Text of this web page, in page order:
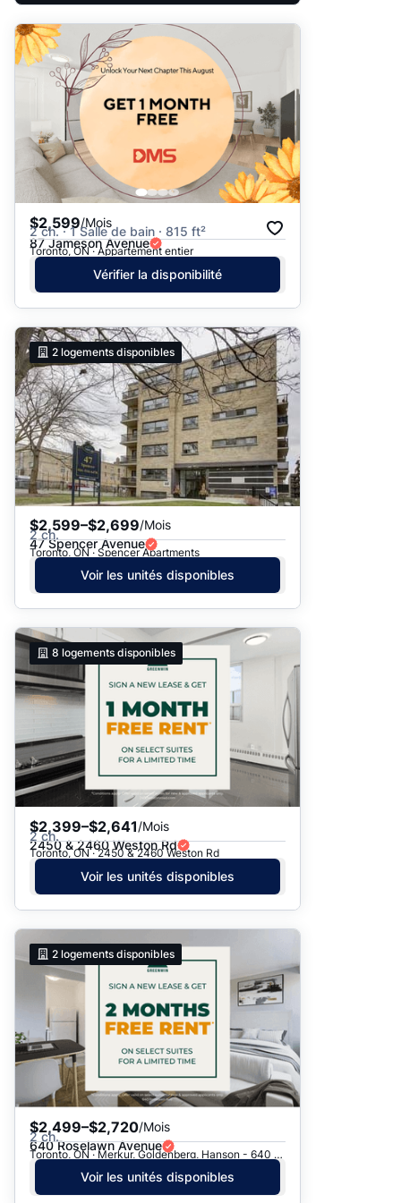
$2,599/Mois
2 ch. · 1 Salle de bain · 815 ft²
87 Jameson Avenue
Toronto, ON · Appartement entier
Vérifier la disponibilité
2 logements disponibles
$2,599–$2,699/Mois
2 ch.
47 Spencer Avenue
Toronto, ON · Spencer Apartments
Voir les unités disponibles
8 logements disponibles
$2,399–$2,641/Mois
2 ch.
2450 & 2460 Weston Rd
Toronto, ON · 2450 & 2460 Weston Rd
Voir les unités disponibles
2 logements disponibles
$2,499–$2,720/Mois
2 ch.
640 Roselawn Avenue
Toronto, ON · Merkur, Goldenberg, Hanson - 640 Roselawn Ave.
Voir les unités disponibles